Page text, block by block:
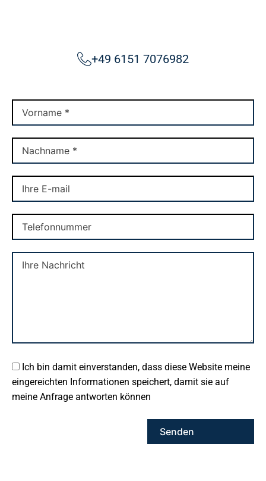
+49 6151 7076982
Ich bin damit einverstanden, dass diese Website meine
eingereichten Informationen speichert, damit sie auf
meine Anfrage antworten können